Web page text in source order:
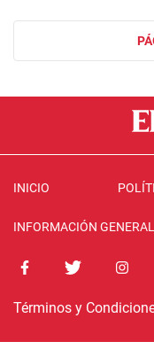
INICIO
INFORMACIÓN GENERAL
Términos y